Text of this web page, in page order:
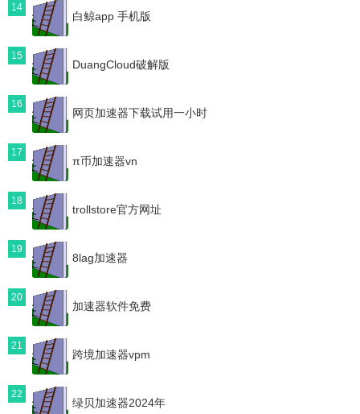
14
白鲸app 手机版
15
DuangCloud破解版
16
网页加速器下载试用一小时
17
π币加速器vn
18
trollstore官方网址
19
8lag加速器
20
加速器软件免费
21
跨境加速器vpm
22
绿贝加速器2024年